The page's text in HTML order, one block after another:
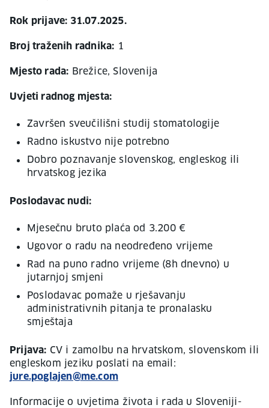
Rok prijave: 31.07.2025.
Broj traženih radnika: 1
Mjesto rada: Brežice, Slovenija
Uvjeti radnog mjesta:
Završen sveučilišni studij stomatologije
Radno iskustvo nije potrebno
Dobro poznavanje slovenskog, engleskog ili
hrvatskog jezika
Poslodavac nudi:
Mjesečnu bruto plaća od 3.200 €
Ugovor o radu na neodređeno vrijeme
Rad na puno radno vrijeme (8h dnevno) u
jutarnjoj smjeni
Poslodavac pomaže u rješavanju
administrativnih pitanja te pronalasku
smještaja
Prijava: CV i zamolbu na hrvatskom, slovenskom ili
engleskom jeziku poslati na email:
jure.poglajen@me.com
Informacije o uvjetima života i rada u Sloveniji-